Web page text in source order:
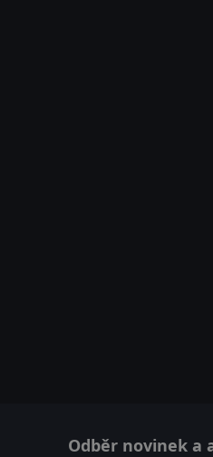
Odběr novinek a